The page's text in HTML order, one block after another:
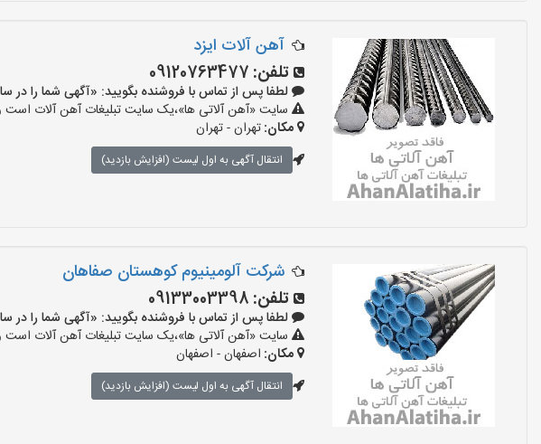
آهن آلات ایزد
تلفن: 09120763477
لطفا پس از تماس با فروشنده بگویید: «آگهی شما را در سایت
سایت «آهن آلاتی ها»،یک سایت تبلیغات آهن آلات است
مکان:تهران - تهران
انتقال آگهی به اول لیست (افزایش بازدید)
شرکت آلومینیوم کوهستان صفاهان
تلفن: 09133003398
لطفا پس از تماس با فروشنده بگویید: «آگهی شما را در سایت
سایت «آهن آلاتی ها»،یک سایت تبلیغات آهن آلات است
مکان: اصفهان - اصفهان
انتقال آگهی به اول لیست (افزایش بازدید)